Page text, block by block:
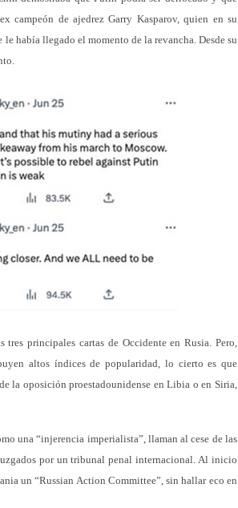
campeón de ajedrez Garry Kasparov, quien en su
había llegado el momento de la revancha. Desde su
principales cartas de Occidente en Rusia. Pero,
altos índices de popularidad, lo cierto es que
la oposición proestadounidense en Libia o en Siria,
una “injerencia imperialista”, llaman al cese de las
por un tribunal penal internacional. Al inicio
un “Russian Action Committee”, sin hallar eco en